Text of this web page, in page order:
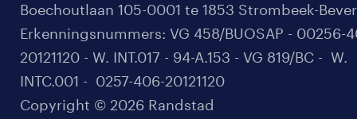
Boechoutlaan 105-0001 te 1853 Strombeek-Bever
Erkenningsnummers: VG 458/BUOSAP - 00256-
20121120 - W. INT.017 - 94-A.153 - VG 819/BC - W.
INTC.001 - 0257-406-20121120
Copyright © 2026 Randstad